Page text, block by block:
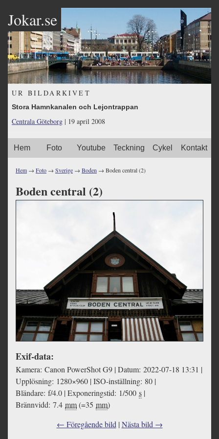
Jokar.se
UR BILDARKIVET
Stora Hamnkanalen och Lejontrappan
Centrala Göteborg | 19 april 2008
Hem Foto Youtube Teckning Cykel Kontakt
Hem → Foto → Sverige → Boden → Boden central (2)
Boden central (2)
Exif-data:
Kamera: Canon PowerShot G9 | Datum: 2022-07-18 13:31 |
Upplösning: 1280×960 | ISO-inställning: 80 |
Bländare: f/4.0 | Exponeringstid: 1/500 s |
Brännvidd: 7.4 mm(=35 mm)
← Föregående bild | Nästa bild →